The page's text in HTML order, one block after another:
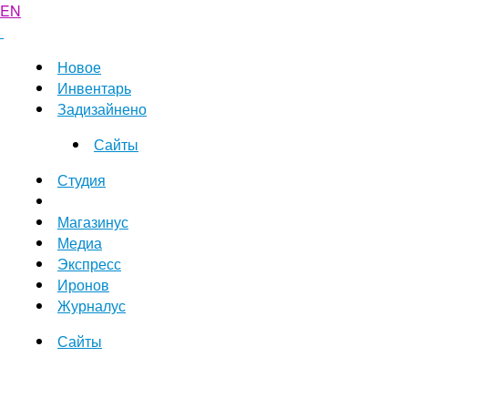
EN
Новое
Инвентарь
Задизайнено
Сайты
Студия
Магазинус
Медиа
Экспресс
Иронов
Журналус
Сайты